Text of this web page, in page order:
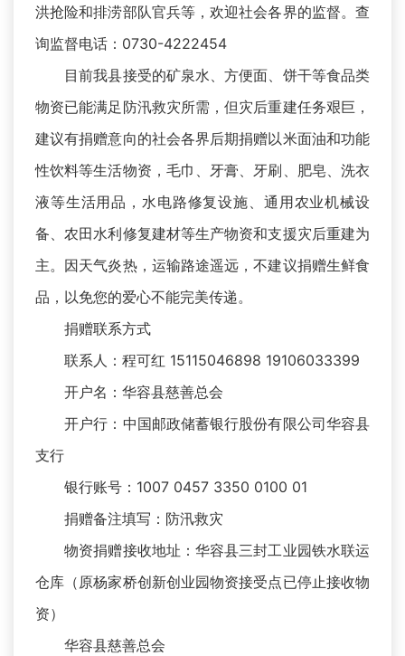
洪抢险和排涝部队官兵等，欢迎社会各界的监督。查
询监督电话：0730-4222454
目前我县接受的矿泉水、方便面、饼干等食品类
物资已能满足防汛救灾所需，但灾后重建任务艰巨，
建议有捐赠意向的社会各界后期捐赠以米面油和功能
性饮料等生活物资，毛巾、牙膏、牙刷、肥皂、洗衣
液等生活用品，水电路修复设施、通用农业机械设
备、农田水利修复建材等生产物资和支援灾后重建为
主。因天气炎热，运输路途遥远，不建议捐赠生鲜食
品，以免您的爱心不能完美传递。
捐赠联系方式
联系人：程可红 15115046898 19106033399
开户名：华容县慈善总会
开户行：中国邮政储蓄银行股份有限公司华容县
支行
银行账号：1007 0457 3350 0100 01
捐赠备注填写：防汛救灾
物资捐赠接收地址：华容县三封工业园铁水联运
仓库（原杨家桥创新创业园物资接受点已停止接收物
资）
华容县慈善总会